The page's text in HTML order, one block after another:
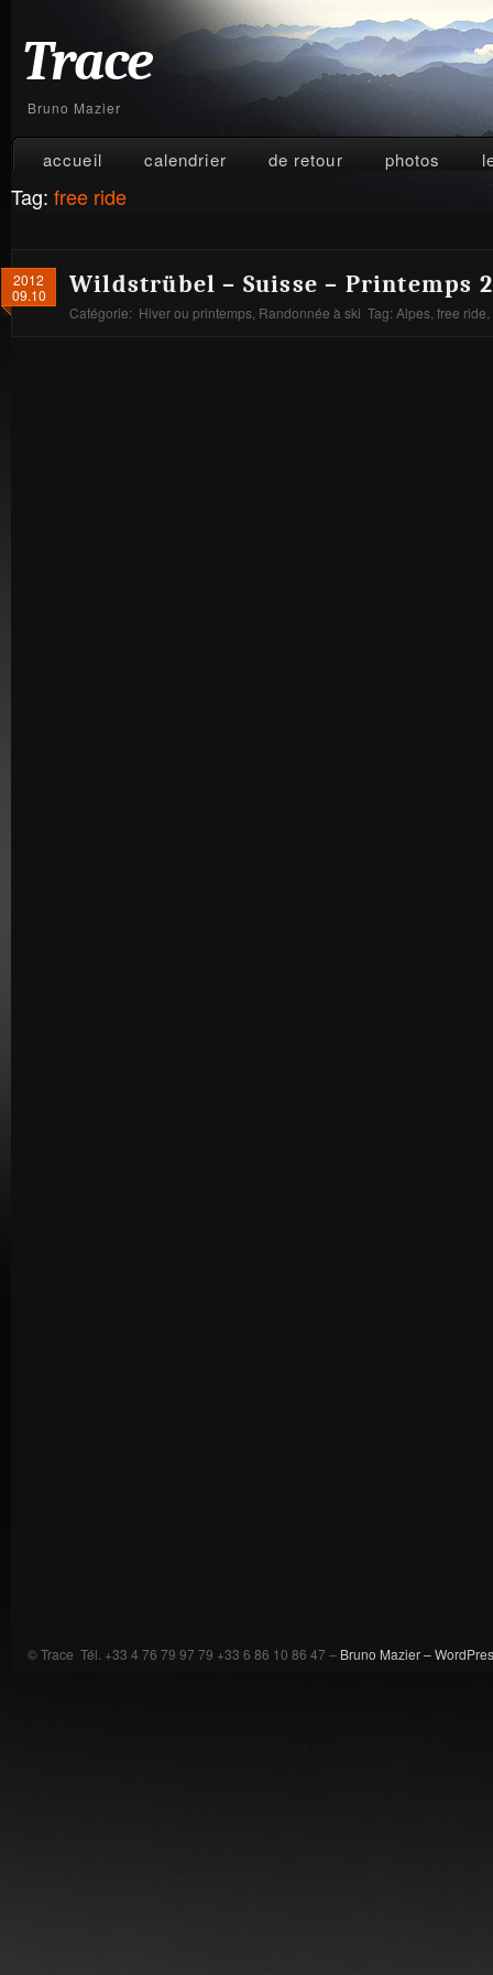
Trace
Bruno Mazier
accueil calendrier de retour photos
Tag: free ride
2012
09.10
Wildstrübel – Suisse – Printemps
Catégorie: Hiver ou printemps Randonnée à ski Tag: Alpes free ride
© Trace Tél. +33 4 76 79 97 79 +33 6 86 10 86 47 – Bruno Mazier –